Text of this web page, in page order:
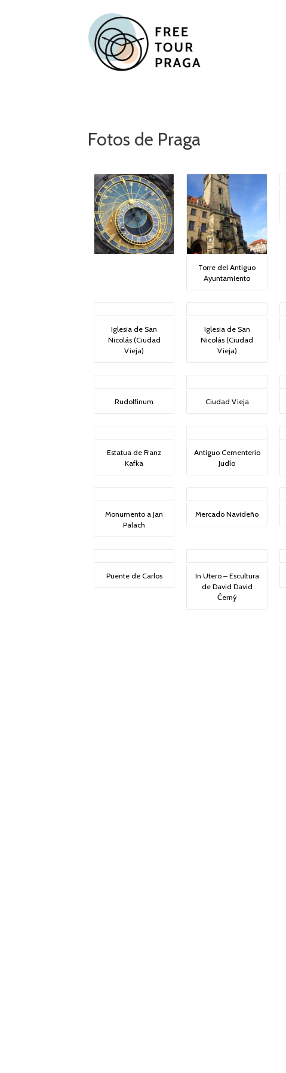
Fotos de Praga
Torre del Antiguo
Ayuntamiento
Iglesia de San
Nicolás (Ciudad
Vieja)
Iglesia de San
Nicolás (Ciudad
Vieja)
Rudolfinum Ciudad Vieja
Estatua de Franz
Kafka
Antiguo Cementerio
Judío
Monumento a Jan
Palach
Mercado Navideño
Puente de Carlos
In Utero – Escultura
de David David
Černý